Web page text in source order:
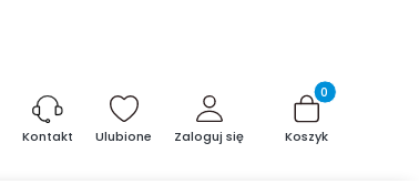
Kontakt Ulubione Zaloguj się
Produkty w
Koszyk